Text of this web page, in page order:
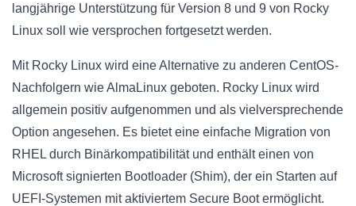
langjährige Unterstützung für Version 8 und 9 von Rocky
Linux soll wie versprochen fortgesetzt werden.
Mit Rocky Linux wird eine Alternative zu anderen CentOS-
Nachfolgern wie AlmaLinux geboten. Rocky Linux wird
allgemein positiv aufgenommen und als vielversprechende
Option angesehen. Es bietet eine einfache Migration von
RHEL durch Binärkompatibilität und enthält einen von
Microsoft signierten Bootloader (Shim), der ein Starten auf
UEFI-Systemen mit aktiviertem Secure Boot ermöglicht.